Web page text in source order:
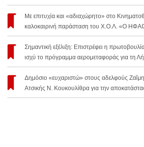
Με επιτυχία και «αδιαχώρητο» στο
καλοκαιρινή παράσταση του Χ.Ο.Λ. «Ο
Σημαντική εξέλιξη: Επιστρέφει η
ισχύ το πρόγραμμα αερομεταφοράς για τη
Δημόσιο «ευχαριστώ» στους αδελφούς
Ατσικής Ν. Κουκουλίθρα για την